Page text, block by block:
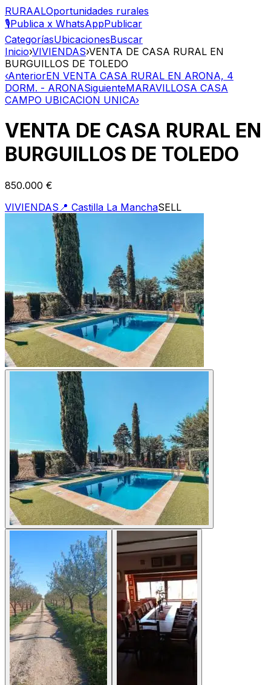
RURAALOportunidades rurales
🎙️Publica x WhatsAppPublicar
CategoríasUbicacionesBuscar
Inicio›VIVIENDAS›VENTA DE CASA RURAL EN
BURGUILLOS DE TOLEDO
‹AnteriorEN VENTA CASA RURAL EN ARONA, 4
DORM. - ARONASiguienteMARAVILLOSA CASA
CAMPO UBICACION UNICA›
VENTA DE CASA RURAL EN
BURGUILLOS DE TOLEDO
850.000 €
VIVIENDAS 📍 Castilla La ManchaSELL